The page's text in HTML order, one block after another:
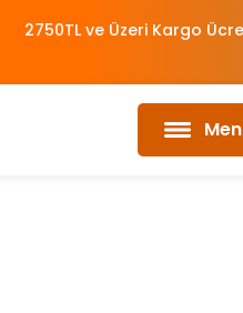
2750TL ve Üzeri Kargo